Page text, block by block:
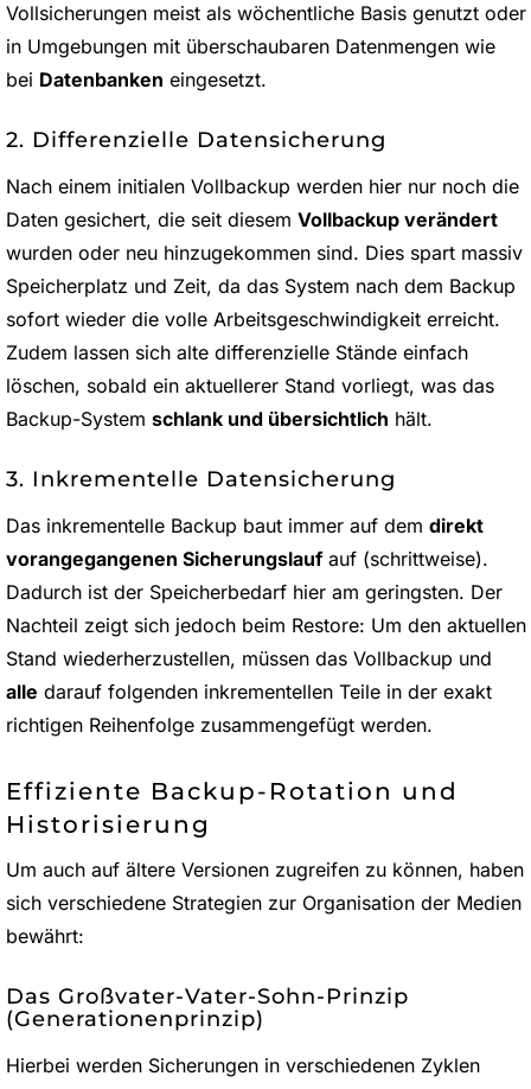
Vollsicherungen meist als wöchentliche Basis genutzt oder
in Umgebungen mit überschaubaren Datenmengen wie
bei Datenbanken eingesetzt.
2. Differenzielle Datensicherung
Nach einem initialen Vollbackup werden hier nur noch die
Daten gesichert, die seit diesem Vollbackup verändert
wurden oder neu hinzugekommen sind. Dies spart massiv
Speicherplatz und Zeit, da das System nach dem Backup
sofort wieder die volle Arbeitsgeschwindigkeit erreicht.
Zudem lassen sich alte differenzielle Stände einfach
löschen, sobald ein aktuellerer Stand vorliegt, was das
Backup-System schlank und übersichtlich hält.
3. Inkrementelle Datensicherung
Das inkrementelle Backup baut immer auf dem direkt
vorangegangenen Sicherungslaufauf (schrittweise).
Dadurch ist der Speicherbedarf hier am geringsten. Der
Nachteil zeigt sich jedoch beim Restore: Um den aktuellen
Stand wiederherzustellen, müssen das Vollbackup und
alle darauf folgenden inkrementellen Teile in der exakt
richtigen Reihenfolge zusammengefügt werden.
Effiziente Backup-Rotation und
Historisierung
Um auch auf ältere Versionen zugreifen zu können, haben
sich verschiedene Strategien zur Organisation der Medien
bewährt:
Das Großvater-Vater-Sohn-Prinzip
(Generationenprinzip)
Hierbei werden Sicherungen in verschiedenen Zyklen